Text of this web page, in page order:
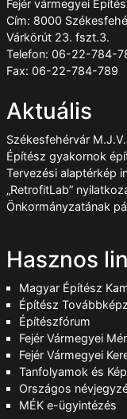
Fejér vármegyei
Cím: 8000
Várkörút 23. fszt.3.
Telefon: 06-22-784-
Fax: 06-22-784-789
Aktuális
Székesfehérvár
Építész gyakornok
Tervezési alaptérkép
„RetrofitLab”
Önkormányzatának
Hasznos
Magyar Építész
Építész
Építészfórum
Fejér Vármegyei
Fejér Vármegyei
Tanfolyamok és
Országos
MÉK e-ügyintézés